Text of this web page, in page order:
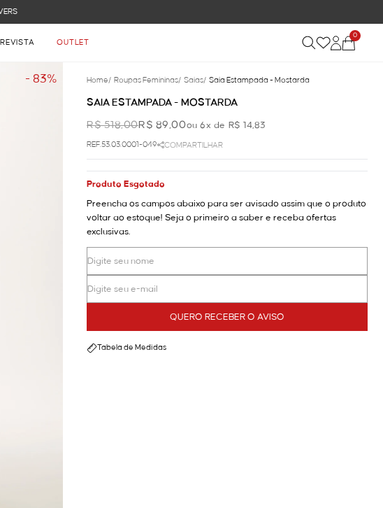
REVISTA OUTLET
0
- 83% Home/ Roupas Femininas/ Saias/ Saia Estampada - Mostarda
SAIA ESTAMPADA - MOSTARDA
R$ 518,00R$ 89,00ou 6x de R$ 14,83
REF.53.03.0001-049 COMPARTILHAR
Produto Esgotado
Preencha os campos abaixo para ser avisado assim que o produto
voltar ao estoque! Seja o primeiro a saber e receba ofertas
exclusivas.
QUERO RECEBER O AVISO
Tabela de Medidas